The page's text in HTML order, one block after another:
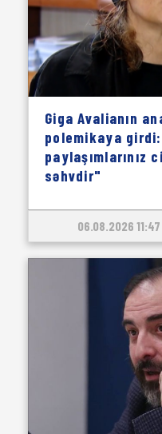
Giga Avalianın
polemikaya
paylaşımlarınız
səhvdir"
06.08.2026 11:47